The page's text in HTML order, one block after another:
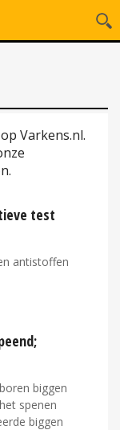
Varkens.nl.
test
antistoffen
biggen
spenen
biggen